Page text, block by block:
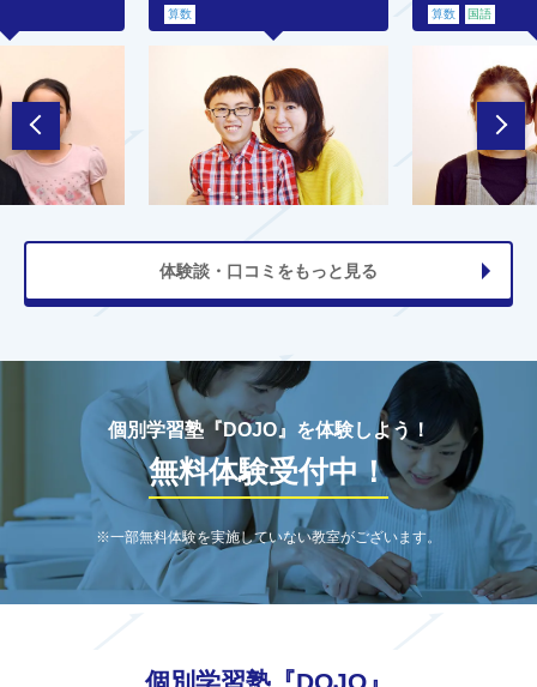
算数
算数
国語
体験談・口コミをもっと見る
個別学習塾『DOJO』を体験しよう！
無料体験受付中！
※一部無料体験を実施していない教室がございます。